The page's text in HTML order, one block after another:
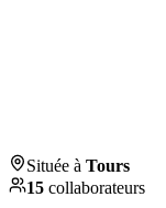
Située à Tours
15 collaborateurs